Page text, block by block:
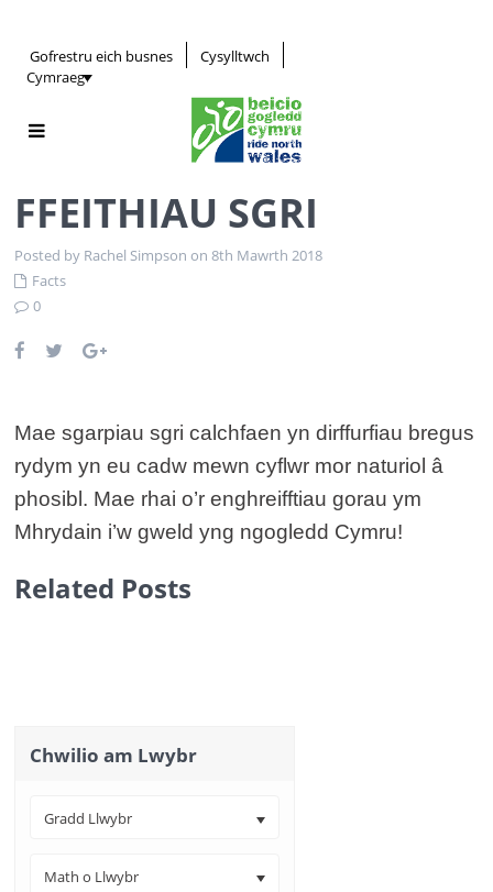
Gofrestru eich busnes
Cysylltwch
Cymraeg
FFEITHIAU SGRI
Posted by Rachel Simpson on 8th Mawrth 2018
Facts
0
Mae sgarpiau sgri calchfaen yn dirffurfiau bregus
rydym yn eu cadw mewn cyflwr mor naturiol â
phosibl. Mae rhai o’r enghreifftiau gorau ym
Mhrydain i’w gweld yng ngogledd Cymru!
Related Posts
Chwilio am Lwybr
Gradd Llwybr
Math o Llwybr